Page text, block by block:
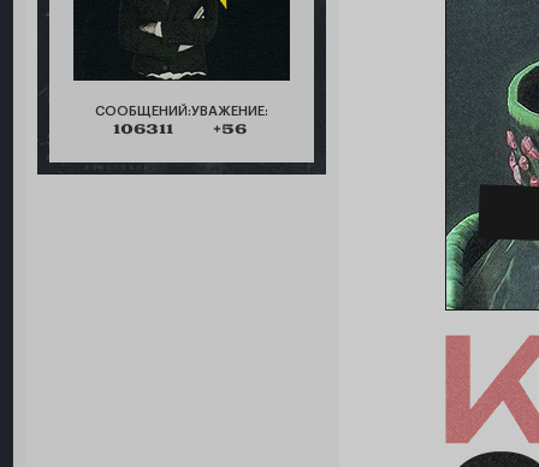
СООБЩЕНИЙ:
106311
УВАЖЕНИЕ:
+56